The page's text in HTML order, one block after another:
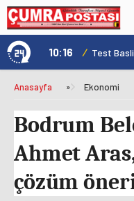
10:16 / Test
Anasayfa » Ekonomi
Bodrum
Ahmet
çözüm